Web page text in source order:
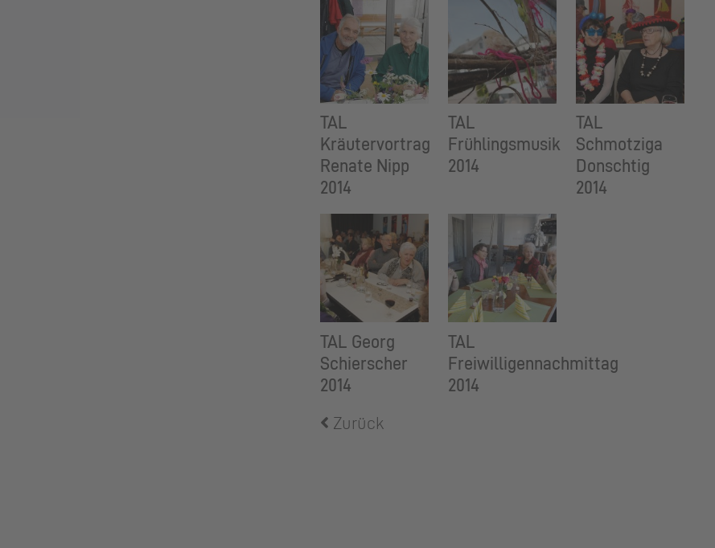
TAL
Kräutervortrag
Renate Nipp
2014
TAL
Frühlingsmusik
2014
TAL
Schmotziga
Donschtig
2014
TAL Georg
Schierscher
2014
TAL
Freiwilligennachmittag
2014
Zurück